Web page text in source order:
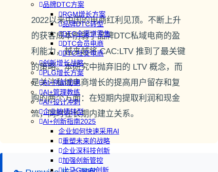
品牌DTC方案
RGM增长方案
品牌DTC转型
DTC全渠道零售
DTC会员电商
DTC社交电商
创新增长战略
PLG增长方案
AI+创新加速
AI+管理教练
AI+设计冲刺
企业敏捷转型
AI+创新指南2025
企业如何快速采用AI
重塑未来的战略
企业深科技创新
加强创新管控
上马GenAI创新
2022以来中国的电商红利见顶。不断上升
的获客成本削弱了品牌DTC私域电商的盈
利能力，越来越将 CAC:LTV 推到了最关键
的策略。本研究中抛弃旧的 LTV 概念，而
是关注私域电商增长的提高用户留存和复
购的两个方面：在短期内提取利润和现金
流，同时在长期内建立关系。